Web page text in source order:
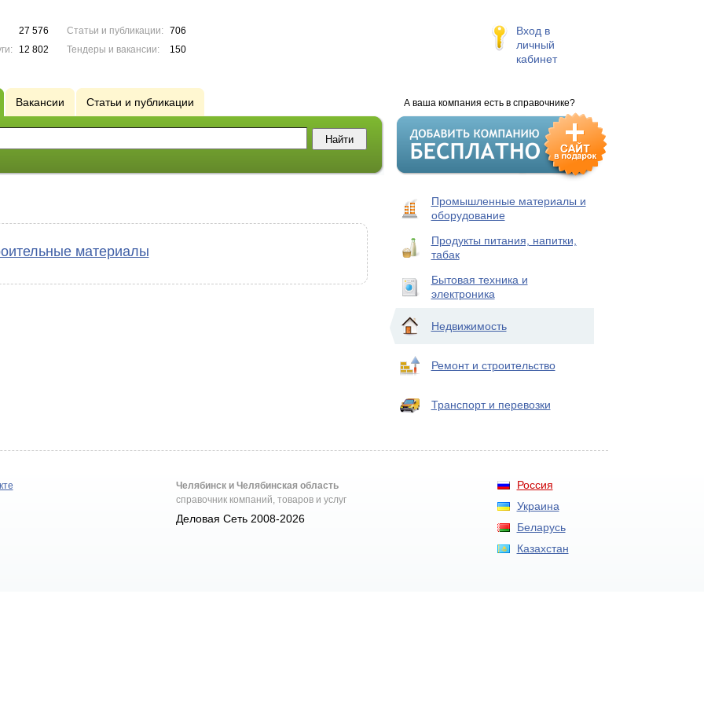
27 576
12 802
Статьи и публикации:
706
Тендеры и вакансии:
150
Вход в
личный
кабинет
А ваша компания есть в справочнике?
Вакансии Статьи и публикации
материалы
Промышленные материалы и
оборудование
Продукты питания, напитки,
табак
Бытовая техника и
электроника
Недвижимость
Ремонт и строительство
Транспорт и перевозки
Россия
Украина
Беларусь
Казахстан
Челябинск и Челябинская область
справочник компаний, товаров и услуг
Деловая Сеть 2008-2026